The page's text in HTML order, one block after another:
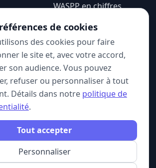
WASPP en chiffres
Mentions légales
Politique de
confidentialité
CGU
NOUS
WASPP. Tous droits réservés.
de cookies
des cookies pour faire
le site et, avec votre accord,
son audience. Vous pouvez
refuser ou personnaliser à tout
Détails dans notre politique de
.
Personnaliser
Tout accepter